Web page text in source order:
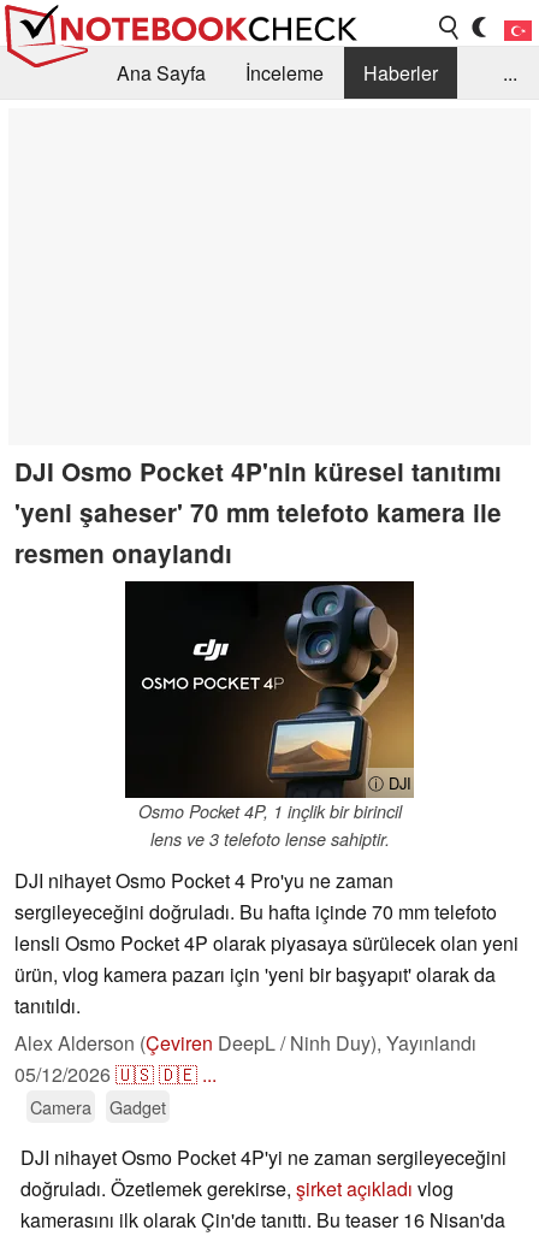
Ana Sayfa İnceleme
Haberler
...
DJI Osmo Pocket 4P'nin küresel tanıtımı
'yeni şaheser' 70 mm telefoto kamera ile
resmen onaylandı
ⓘ DJI
Osmo Pocket 4P, 1 inçlik bir birincil
lens ve 3 telefoto lense sahiptir.
DJI nihayet Osmo Pocket 4 Pro'yu ne zaman
sergileyeceğini doğruladı. Bu hafta içinde 70 mm telefoto
lensli Osmo Pocket 4P olarak piyasaya sürülecek olan yeni
ürün, vlog kamera pazarı için 'yeni bir başyapıt' olarak da
tanıtıldı.
Alex Alderson (Çeviren DeepL / Ninh Duy), Yayınlandı
05/12/2026🇺🇸🇩🇪 ...
Camera Gadget
DJI nihayet Osmo Pocket 4P'yi ne zaman sergileyeceğini
doğruladı. Özetlemek gerekirse, şirket açıkladı vlog
kamerasını ilk olarak Çin'de tanıttı. Bu teaser 16 Nisan'da